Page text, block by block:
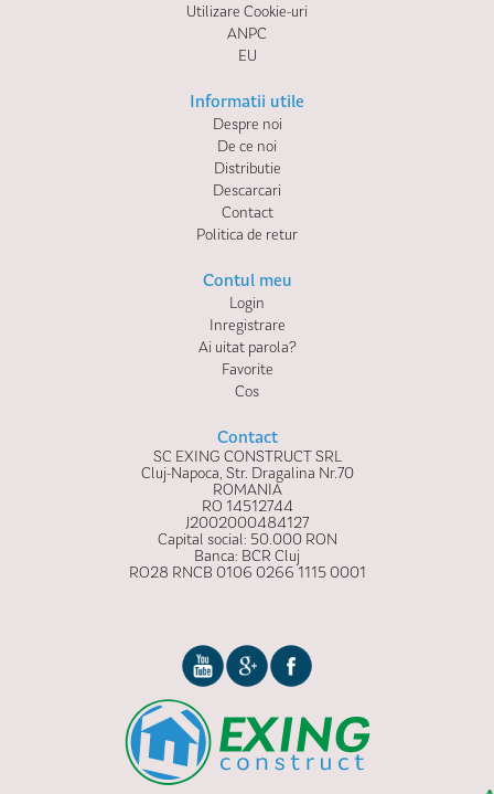
Utilizare Cookie-uri
ANPC
EU
Informatii utile
Despre noi
De ce noi
Distributie
Descarcari
Contact
Politica de retur
Contul meu
Login
Inregistrare
Ai uitat parola?
Favorite
Cos
Contact
SC EXING CONSTRUCT SRL
Cluj-Napoca, Str. Dragalina Nr.70
ROMANIA
RO 14512744
J2002000484127
Capital social: 50.000 RON
Banca: BCR Cluj
RO28 RNCB 0106 0266 1115 0001